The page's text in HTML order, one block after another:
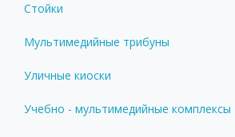
Стойки
Мультимедийные трибуны
Уличные киоски
Учебно - мультимедийные комплексы